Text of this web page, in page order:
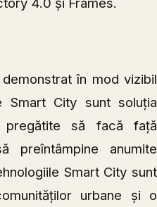
în mod vizibil
Smart City sunt soluția
pregătite să facă față
anumite
Smart City sunt
urbane și o